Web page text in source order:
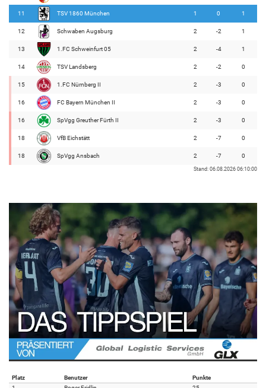
11 TSV 1860 München 1 0 1
12 Schwaben Augsburg 2 -2 1
13 1.FC Schweinfurt 05 2 -4 1
14 TSV Landsberg 2 -2 0
15 1.FC Nürnberg II 2 -3 0
16 FC Bayern München II 2 -3 0
16 SpVgg Greuther Fürth II 2 -3 0
18 VfB Eichstätt 2 -7 0
18 SpVgg Ansbach 2 -7 0
Stand: 06.08.2026 06:10:00
Platz Benutzer
Punkte